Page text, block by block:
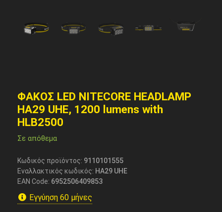
ΦΑΚΟΣ LED NITECORE HEADLAMP
HA29 UHE, 1200 lumens with
HLB2500
Σε απόθεμα
Κωδικός προϊόντος: 9110101555
Εναλλακτικός κωδικός: HA29 UHE
EAN Code: 6952506409853
Εγγύηση 60 μήνες